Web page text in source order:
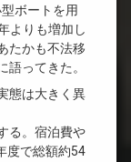
ボートを用
よりも増加し
たかも不法移
ってきた。
態は大きく異
る。宿泊費や
度で総額約54